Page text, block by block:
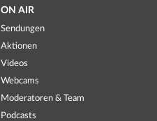
ON AIR
Sendungen
Aktionen
Videos
Webcams
Moderatoren & Team
Podcasts